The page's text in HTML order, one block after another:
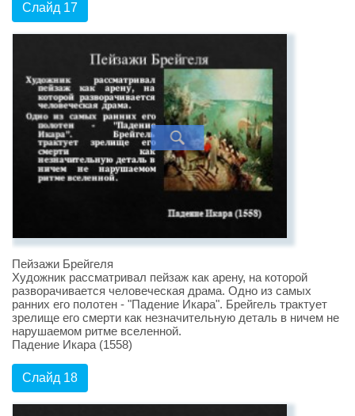
Слайд 17
Пейзажи Брейгеля
Художник рассматривал пейзаж как арену, на которой
разворачивается человеческая драма. Одно из самых
ранних его полотен - "Падение Икара". Брейгель трактует
зрелище его смерти как незначительную деталь в ничем не
нарушаемом ритме вселенной.
Падение Икара (1558)
Слайд 18